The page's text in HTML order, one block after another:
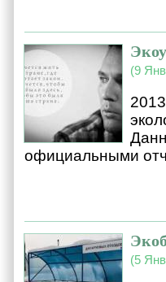
(9
официальными
(5